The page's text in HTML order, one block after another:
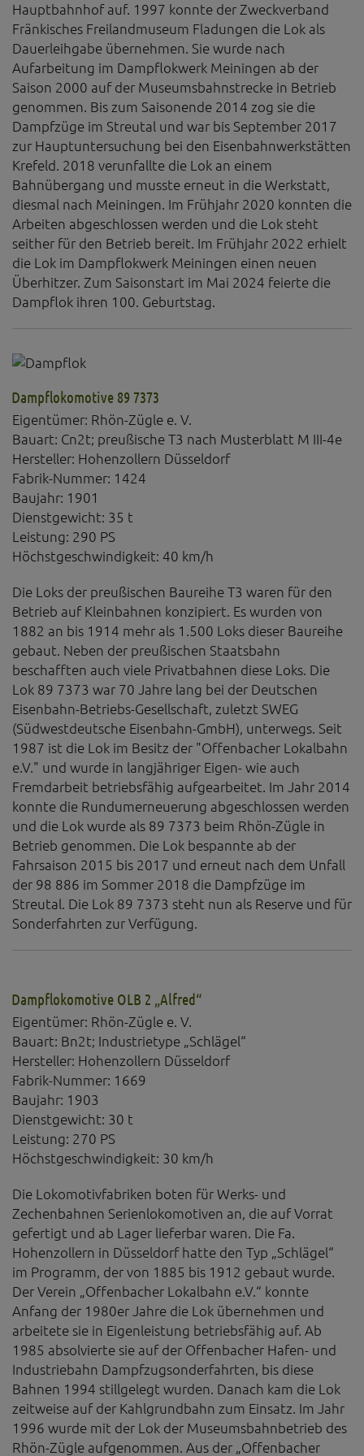
Diese Website nutzt Matomo Analytics für die Auswertung der
Seitenaufrufe als Statistik. Die hierdurch gespeicherten Daten werden
ausschließlich auf unseren eigenen Servern gespeichert. Eine
Übertragung an Dritte erfolgt nicht. Wir verwenden die Funktion
AnonymizeIP zur Anonymisierung Ihrer IP-Adresse, so dass diese gekürzt
wird und nicht mehr Ihrem Besuch auf unserer Internetseite zugeordnet
werden kann.
YouTube / Vimeo
Videos werden über die Plattformen YouTube oder Vimeo eingebunden.
Wir nutzen YouTube im erweiterten Datenschutzmodus. Dieser Modus
Besucher auf dieser Website speichert, bevor diese sich das Video
ansehen.
Eingebundene Inhalte
Optional sind externe Inhalte auf den Seiten dieser Website
eingebunden. Das können Kartendienste wie z.B. Google Maps sein
oder auch Anwendungen einer externen Website.
Hauptbahnhof auf. 1997 konnte der Zweckverband
Fränkisches Freilandmuseum Fladungen die Lok als
Dauerleihgabe übernehmen. Sie wurde nach
Aufarbeitung im Dampflokwerk Meiningen ab der
Saison 2000 auf der Museumsbahnstrecke in Betrieb
genommen. Bis zum Saisonende 2014 zog sie die
Dampfzüge im Streutal und war bis September 2017
zur Hauptuntersuchung bei den Eisenbahnwerkstätten
Krefeld. 2018 verunfallte die Lok an einem
Bahnübergang und musste erneut in die Werkstatt,
diesmal nach Meiningen. Im Frühjahr 2020 konnten die
Arbeiten abgeschlossen werden und die Lok steht
seither für den Betrieb bereit. Im Frühjahr 2022 erhielt
die Lok im Dampflokwerk Meiningen einen neuen
Überhitzer. Zum Saisonstart im Mai 2024 feierte die
Dampflok ihren 100. Geburtstag.
Dampflokomotive 89 7373
Eigentümer: Rhön-Zügle e. V.
Bauart: Cn2t; preußische T3 nach Musterblatt M III-4e
Hersteller: Hohenzollern Düsseldorf
Fabrik-Nummer: 1424
Baujahr: 1901
Dienstgewicht: 35 t
Leistung: 290 PS
Höchstgeschwindigkeit: 40 km/h
Die Loks der preußischen Baureihe T3 waren für den
Betrieb auf Kleinbahnen konzipiert. Es wurden von
1882 an bis 1914 mehr als 1.500 Loks dieser Baureihe
gebaut. Neben der preußischen Staatsbahn
beschafften auch viele Privatbahnen diese Loks. Die
Lok 89 7373 war 70 Jahre lang bei der Deutschen
Eisenbahn-Betriebs-Gesellschaft, zuletzt SWEG
(Südwestdeutsche Eisenbahn-GmbH), unterwegs. Seit
1987 ist die Lok im Besitz der "Offenbacher Lokalbahn
e.V." und wurde in langjähriger Eigen- wie auch
Fremdarbeit betriebsfähig aufgearbeitet. Im Jahr 2014
konnte die Rundumerneuerung abgeschlossen werden
und die Lok wurde als 89 7373 beim Rhön-Zügle in
Betrieb genommen. Die Lok bespannte ab der
Fahrsaison 2015 bis 2017 und erneut nach dem Unfall
der 98 886 im Sommer 2018 die Dampfzüge im
Streutal. Die Lok 89 7373 steht nun als Reserve und für
Sonderfahrten zur Verfügung.
Dampflokomotive OLB 2 „Alfred“
Eigentümer: Rhön-Zügle e. V.
Bauart: Bn2t; Industrietype „Schlägel“
Hersteller: Hohenzollern Düsseldorf
Fabrik-Nummer: 1669
Baujahr: 1903
Dienstgewicht: 30 t
Leistung: 270 PS
Höchstgeschwindigkeit: 30 km/h
Die Lokomotivfabriken boten für Werks- und
Zechenbahnen Serienlokomotiven an, die auf Vorrat
gefertigt und ab Lager lieferbar waren. Die Fa.
Hohenzollern in Düsseldorf hatte den Typ „Schlägel“
im Programm, der von 1885 bis 1912 gebaut wurde.
Der Verein „Offenbacher Lokalbahn e.V.“ konnte
Anfang der 1980er Jahre die Lok übernehmen und
arbeitete sie in Eigenleistung betriebsfähig auf. Ab
1985 absolvierte sie auf der Offenbacher Hafen- und
Industriebahn Dampfzugsonderfahrten, bis diese
Bahnen 1994 stillgelegt wurden. Danach kam die Lok
zeitweise auf der Kahlgrundbahn zum Einsatz. Im Jahr
1996 wurde mit der Lok der Museumsbahnbetrieb des
Rhön-Zügle aufgenommen. Aus der „Offenbacher